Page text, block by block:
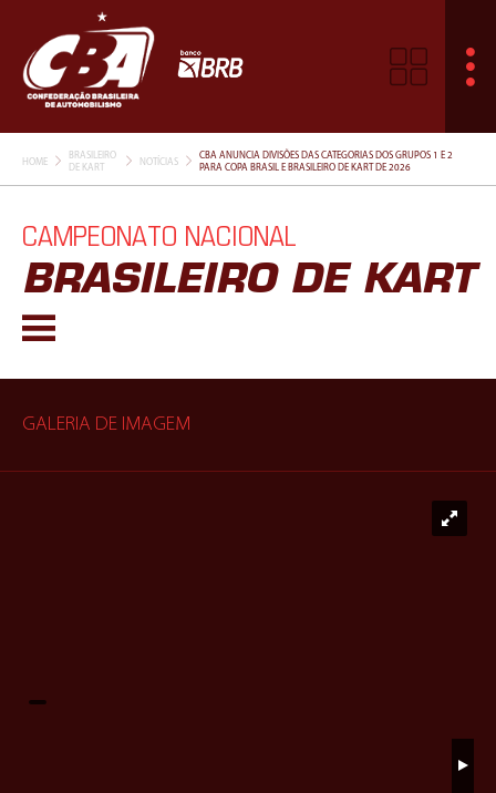
HOME
BRASILEIRO
DE KART
NOTÍCIAS
CBA ANUNCIA DIVISÕES DAS CATEGORIAS DOS GRUPOS 1 E 2
PARA COPA BRASIL E BRASILEIRO DE KART DE 2026
CAMPEONATO NACIONAL
BRASILEIRO DE KART
GALERIA DE IMAGEM